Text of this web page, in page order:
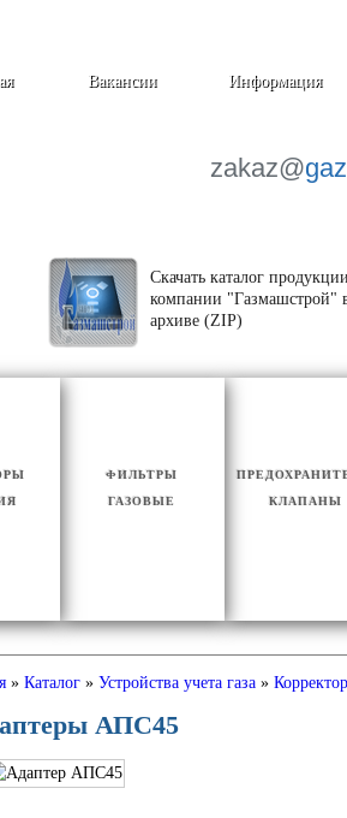
Информация
Вакансии
zakaz@
Скачать каталог продукции
компании "Газмашстрой"
архиве (ZIP)
КЛАПАНЫ
ФИЛЬТРЫ
ГАЗОВЫЕ
» Каталог» Устройства учета газа»
АПС45